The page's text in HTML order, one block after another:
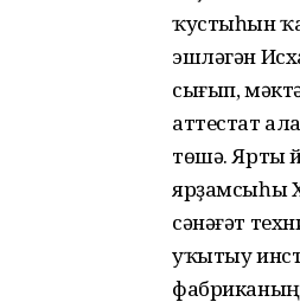
ҡустыһын
эшләгән
сығып,
аттестат
төшә. Ярты
ярҙамсыһы
сәнәғәт
уҡытыу
фабриканың